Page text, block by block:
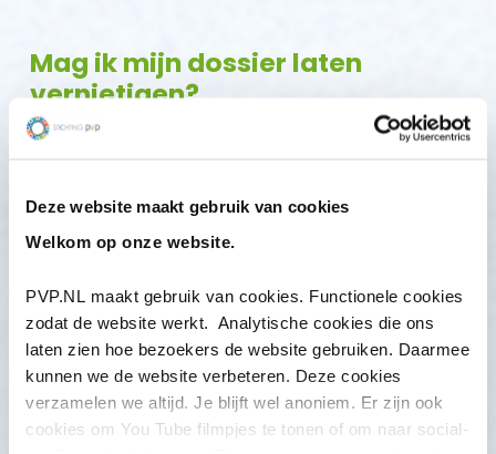
Deze website maakt gebruik van cookies
Welkom op onze website.
PVP.NL maakt gebruik van cookies. Functionele cookies
zodat de website werkt. Analytische cookies die ons
laten zien hoe bezoekers de website gebruiken. Daarmee
kunnen we de website verbeteren. Deze cookies
verzamelen we altijd. Je blijft wel anoniem. Er zijn ook
cookies om You Tube filmpjes te tonen of om naar social-
Mag ik mijn dossier laten
vernietigen?
Niet zomaar.
als jouw ouders/voogd het daar ook mee eens
zijn. Wil je dat je dossier vernietigd wordt? Dan zal
je behandelaar dit dus eerst aan je ouders/voogd
Vernietiging is definitief. Het kan handig zijn om
voordat je het dossier laat vernietigen, eerst een
kopie van het dossier te laten maken. Dan heb je
in ieder geval zelf al je gegevens nog.
Soms mag een hulpverlener je dossier niet
vernietigen. Dit geldt in de volgende situaties: